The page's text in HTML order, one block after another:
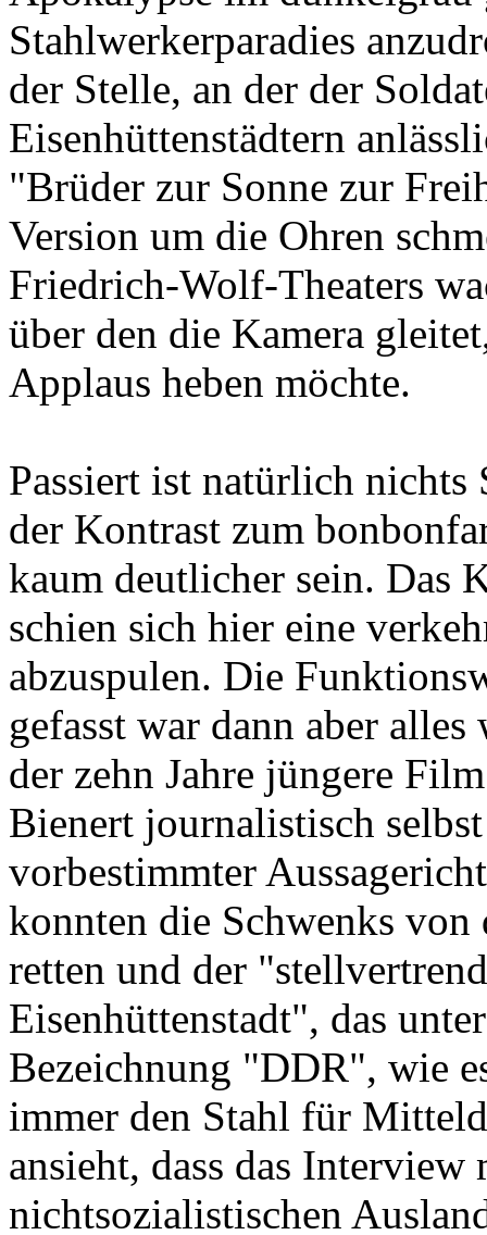
Stahlwerkerparadies
der Stelle, an der der
Eisenhüttenstädtern
"Brüder zur Sonne zur
Version um die Ohren
Friedrich-Wolf-Theaters
über den die Kamera
Applaus heben möchte.
Passiert ist natürlich nichts
der Kontrast zum
kaum deutlicher sein. Das
schien sich hier eine
abzuspulen. Die
gefasst war dann aber
der zehn Jahre jüngere
Bienert journalistisch
vorbestimmter
konnten die Schwenks
retten und der
Eisenhüttenstadt", das
Bezeichnung "DDR", wie
immer den Stahl für
ansieht, dass das Interview
nichtsozialistischen